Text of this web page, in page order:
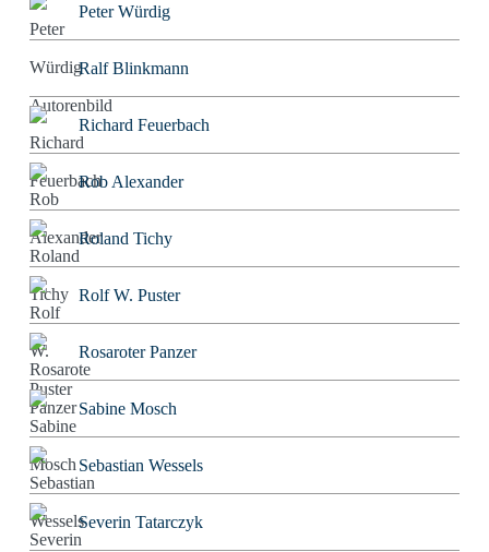
Peter Würdig
Ralf Blinkmann
Richard Feuerbach
Rob Alexander
Roland Tichy
Rolf W. Puster
Rosaroter Panzer
Sabine Mosch
Sebastian Wessels
Severin Tatarczyk